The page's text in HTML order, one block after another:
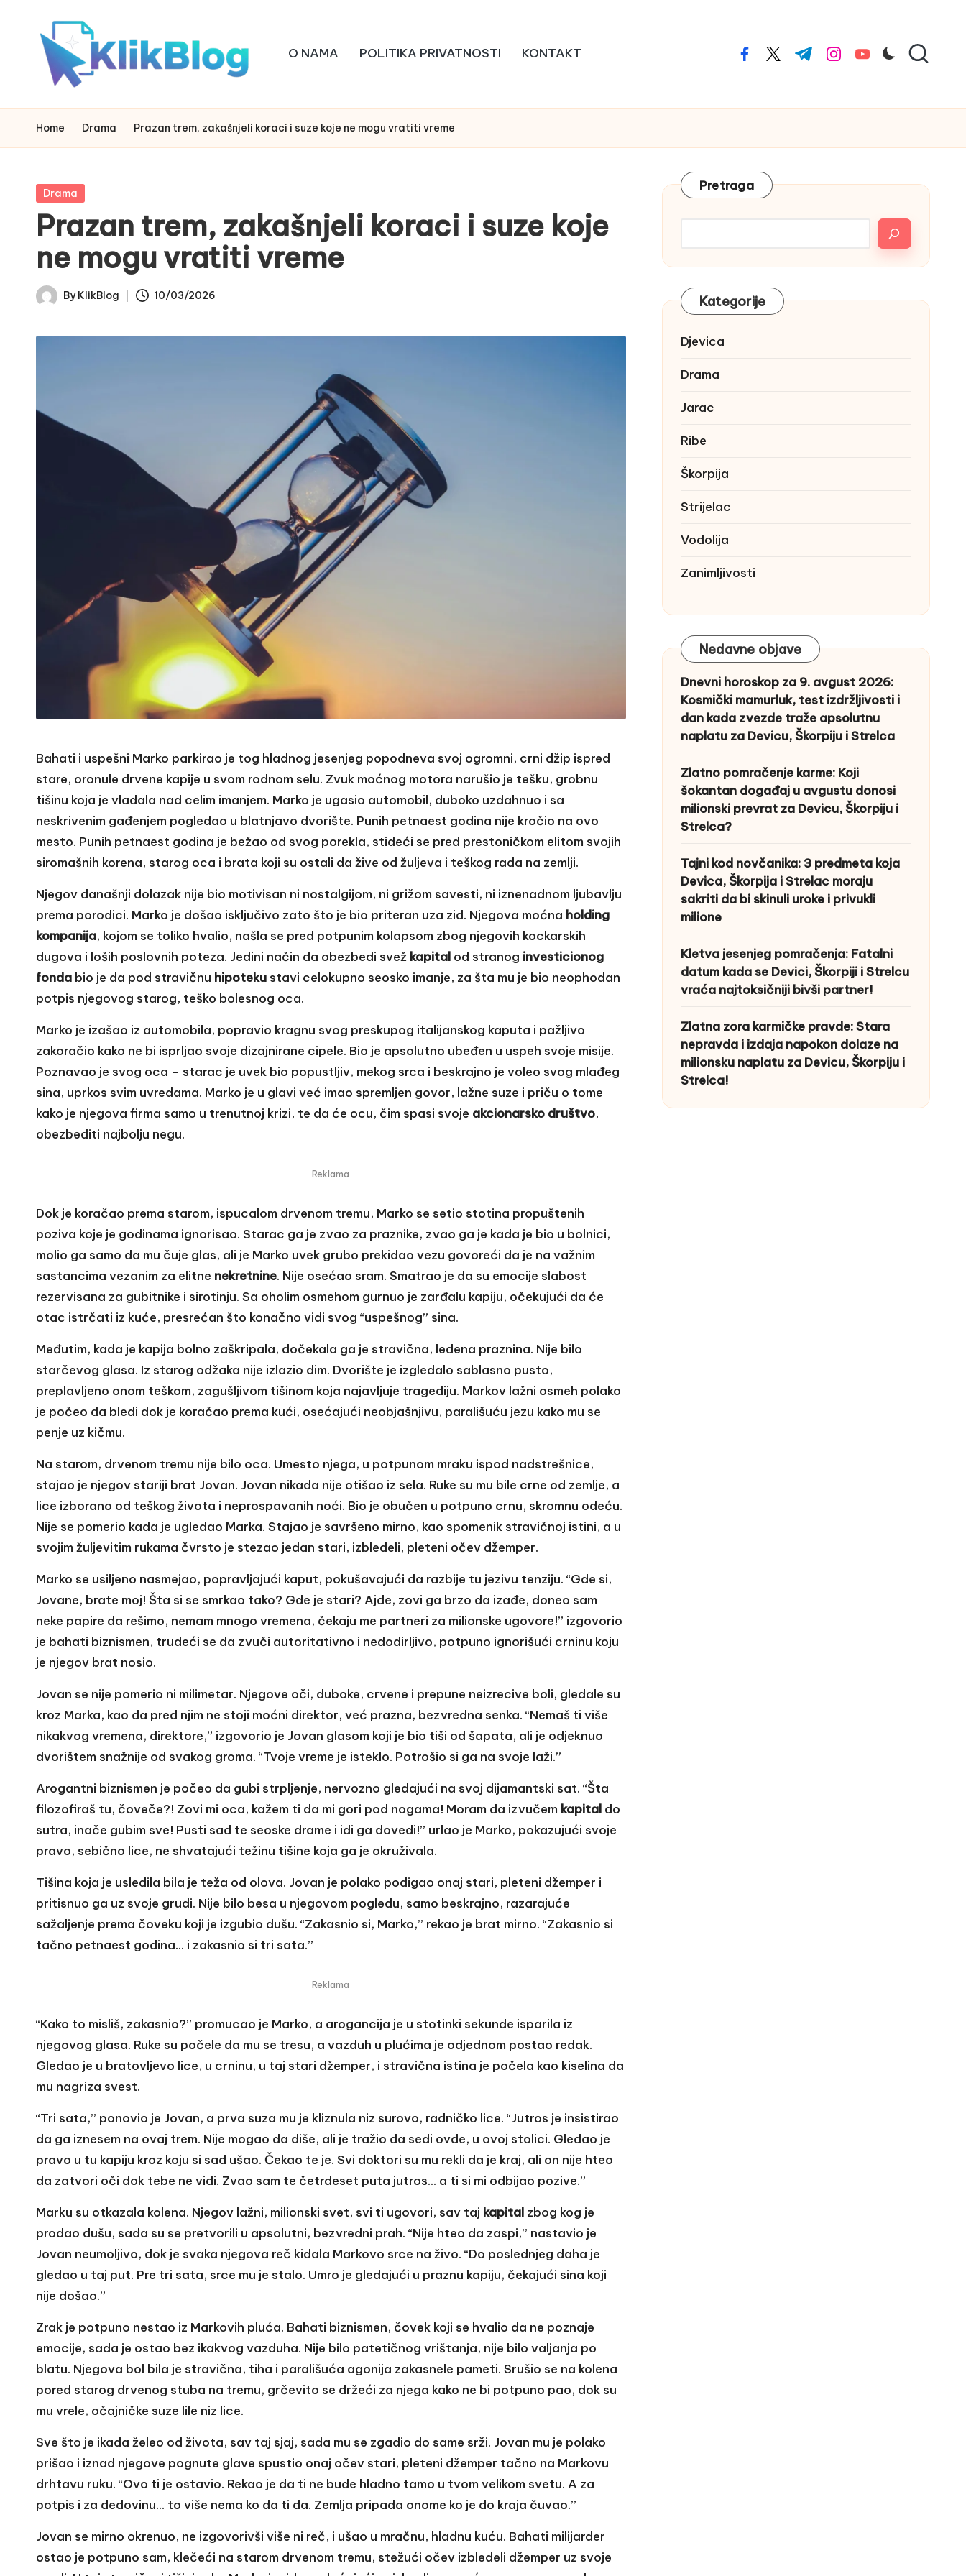
k
li
b
l
o
g
O NAMA POLITIKA PRIVATNOSTI KONTAKT facebook.com
twitter.com
t.me instagram.com
youtube.com
Home Drama Prazan trem, zakašnjeli koraci i suze koje ne mogu vratiti vreme
Posted
Drama
Prazan trem, zakašnjeli koraci i suze koje
ne mogu vratiti vreme
Posted
By KlikBlog 10/03/2026
Bahati i uspešni Marko parkirao je tog hladnog jesenjeg popodneva svoj ogromni, crni džip ispred
stare, oronule drvene kapije u svom rodnom selu. Zvuk moćnog motora narušio je tešku, grobnu
tišinu koja je vladala nad celim imanjem. Marko je ugasio automobil, duboko uzdahnuo i sa
neskrivenim gađenjem pogledao u blatnjavo dvorište. Punih petnaest godina nije kročio na ovo
mesto. Punih petnaest godina je bežao od svog porekla, stideći se pred prestoničkom elitom svojih
siromašnih korena, starog oca i brata koji su ostali da žive od žuljeva i teškog rada na zemlji.
Njegov današnji dolazak nije bio motivisan ni nostalgijom, ni grižom savesti, ni iznenadnom ljubavlju
prema porodici. Marko je došao isključivo zato što je bio priteran uza zid. Njegova moćna holding
kompanija, kojom se toliko hvalio, našla se pred potpunim kolapsom zbog njegovih kockarskih
dugova i loših poslovnih poteza. Jedini način da obezbedi svež kapital od stranog investicionog
fonda bio je da pod stravičnu hipoteku stavi celokupno seosko imanje, za šta mu je bio neophodan
potpis njegovog starog, teško bolesnog oca.
Marko je izašao iz automobila, popravio kragnu svog preskupog italijanskog kaputa i pažljivo
zakoračio kako ne bi isprljao svoje dizajnirane cipele. Bio je apsolutno ubeđen u uspeh svoje misije.
Poznavao je svog oca – starac je uvek bio popustljiv, mekog srca i beskrajno je voleo svog mlađeg
sina, uprkos svim uvredama. Marko je u glavi već imao spremljen govor, lažne suze i priču o tome
kako je njegova firma samo u trenutnoj krizi, te da će ocu, čim spasi svoje akcionarsko društvo,
obezbediti najbolju negu.
Reklama
Dok je koračao prema starom, ispucalom drvenom tremu, Marko se setio stotina propuštenih
poziva koje je godinama ignorisao. Starac ga je zvao za praznike, zvao ga je kada je bio u bolnici,
molio ga samo da mu čuje glas, ali je Marko uvek grubo prekidao vezu govoreći da je na važnim
sastancima vezanim za elitne nekretnine. Nije osećao sram. Smatrao je da su emocije slabost
rezervisana za gubitnike i sirotinju. Sa oholim osmehom gurnuo je zarđalu kapiju, očekujući da će
otac istrčati iz kuće, presrećan što konačno vidi svog “uspešnog” sina.
Međutim, kada je kapija bolno zaškripala, dočekala ga je stravična, ledena praznina. Nije bilo
starčevog glasa. Iz starog odžaka nije izlazio dim. Dvorište je izgledalo sablasno pusto,
preplavljeno onom teškom, zagušljivom tišinom koja najavljuje tragediju. Markov lažni osmeh polako
je počeo da bledi dok je koračao prema kući, osećajući neobjašnjivu, parališuću jezu kako mu se
penje uz kičmu.
Na starom, drvenom tremu nije bilo oca. Umesto njega, u potpunom mraku ispod nadstrešnice,
stajao je njegov stariji brat Jovan. Jovan nikada nije otišao iz sela. Ruke su mu bile crne od zemlje, a
lice izborano od teškog života i neprospavanih noći. Bio je obučen u potpuno crnu, skromnu odeću.
Nije se pomerio kada je ugledao Marka. Stajao je savršeno mirno, kao spomenik stravičnoj istini, a u
svojim žuljevitim rukama čvrsto je stezao jedan stari, izbledeli, pleteni očev džemper.
Marko se usiljeno nasmejao, popravljajući kaput, pokušavajući da razbije tu jezivu tenziju. “Gde si,
Jovane, brate moj! Šta si se smrkao tako? Gde je stari? Ajde, zovi ga brzo da izađe, doneo sam
neke papire da rešimo, nemam mnogo vremena, čekaju me partneri za milionske ugovore!” izgovorio
je bahati biznismen, trudeći se da zvuči autoritativno i nedodirljivo, potpuno ignorišući crninu koju
je njegov brat nosio.
Jovan se nije pomerio ni milimetar. Njegove oči, duboke, crvene i prepune neizrecive boli, gledale su
kroz Marka, kao da pred njim ne stoji moćni direktor, već prazna, bezvredna senka. “Nemaš ti više
nikakvog vremena, direktore,” izgovorio je Jovan glasom koji je bio tiši od šapata, ali je odjeknuo
dvorištem snažnije od svakog groma. “Tvoje vreme je isteklo. Potrošio si ga na svoje laži.”
Arogantni biznismen je počeo da gubi strpljenje, nervozno gledajući na svoj dijamantski sat. “Šta
filozofiraš tu, čoveče?! Zovi mi oca, kažem ti da mi gori pod nogama! Moram da izvučem kapital do
sutra, inače gubim sve! Pusti sad te seoske drame i idi ga dovedi!” urlao je Marko, pokazujući svoje
pravo, sebično lice, ne shvatajući težinu tišine koja ga je okruživala.
Tišina koja je usledila bila je teža od olova. Jovan je polako podigao onaj stari, pleteni džemper i
pritisnuo ga uz svoje grudi. Nije bilo besa u njegovom pogledu, samo beskrajno, razarajuće
sažaljenje prema čoveku koji je izgubio dušu. “Zakasnio si, Marko,” rekao je brat mirno. “Zakasnio si
tačno petnaest godina… i zakasnio si tri sata.”
Reklama
“Kako to misliš, zakasnio?” promucao je Marko, a arogancija je u stotinki sekunde isparila iz
njegovog glasa. Ruke su počele da mu se tresu, a vazduh u plućima je odjednom postao redak.
Gledao je u bratovljevo lice, u crninu, u taj stari džemper, i stravična istina je počela kao kiselina da
mu nagriza svest.
“Tri sata,” ponovio je Jovan, a prva suza mu je kliznula niz surovo, radničko lice. “Jutros je insistirao
da ga iznesem na ovaj trem. Nije mogao da diše, ali je tražio da sedi ovde, u ovoj stolici. Gledao je
pravo u tu kapiju kroz koju si sad ušao. Čekao te je. Svi doktori su mu rekli da je kraj, ali on nije hteo
da zatvori oči dok tebe ne vidi. Zvao sam te četrdeset puta jutros… a ti si mi odbijao pozive.”
Marku su otkazala kolena. Njegov lažni, milionski svet, svi ti ugovori, sav taj kapital zbog kog je
prodao dušu, sada su se pretvorili u apsolutni, bezvredni prah. “Nije hteo da zaspi,” nastavio je
Jovan neumoljivo, dok je svaka njegova reč kidala Markovo srce na živo. “Do poslednjeg daha je
gledao u taj put. Pre tri sata, srce mu je stalo. Umro je gledajući u praznu kapiju, čekajući sina koji
nije došao.”
Zrak je potpuno nestao iz Markovih pluća. Bahati biznismen, čovek koji se hvalio da ne poznaje
emocije, sada je ostao bez ikakvog vazduha. Nije bilo patetičnog vrištanja, nije bilo valjanja po
blatu. Njegova bol bila je stravična, tiha i parališuća agonija zakasnele pameti. Srušio se na kolena
pored starog drvenog stuba na tremu, grčevito se držeći za njega kako ne bi potpuno pao, dok su
mu vrele, očajničke suze lile niz lice.
Sve što je ikada želeo od života, sav taj sjaj, sada mu se zgadio do same srži. Jovan mu je polako
prišao i iznad njegove pognute glave spustio onaj očev stari, pleteni džemper tačno na Markovu
drhtavu ruku. “Ovo ti je ostavio. Rekao je da ti ne bude hladno tamo u tvom velikom svetu. A za
potpis i za dedovinu… to više nema ko da ti da. Zemlja pripada onome ko je do kraja čuvao.”
Jovan se mirno okrenuo, ne izgovorivši više ni reč, i ušao u mračnu, hladnu kuću. Bahati milijarder
ostao je potpuno sam, klečeći na starom drvenom tremu, stežući očev izbledeli džemper uz svoje
Pretraga
Kategorije
Djevica
Drama
Jarac
Ribe
Škorpija
Strijelac
Vodolija
Zanimljivosti
Nedavne objave
Dnevni horoskop za 9. avgust 2026:
Kosmički mamurluk, test izdržljivosti i
dan kada zvezde traže apsolutnu
naplatu za Devicu, Škorpiju i Strelca
Zlatno pomračenje karme: Koji
šokantan događaj u avgustu donosi
milionski prevrat za Devicu, Škorpiju i
Strelca?
Tajni kod novčanika: 3 predmeta koja
Devica, Škorpija i Strelac moraju
sakriti da bi skinuli uroke i privukli
milione
Kletva jesenjeg pomračenja: Fatalni
datum kada se Devici, Škorpiji i Strelcu
vraća najtoksičniji bivši partner!
Zlatna zora karmičke pravde: Stara
nepravda i izdaja napokon dolaze na
milionsku naplatu za Devicu, Škorpiju i
Strelca!